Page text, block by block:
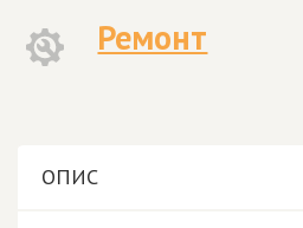
Ремонт
ОПИС